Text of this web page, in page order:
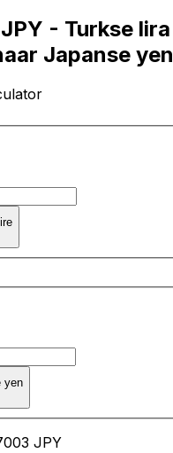
- Turkse lira
Japanse yen
yen
JPY